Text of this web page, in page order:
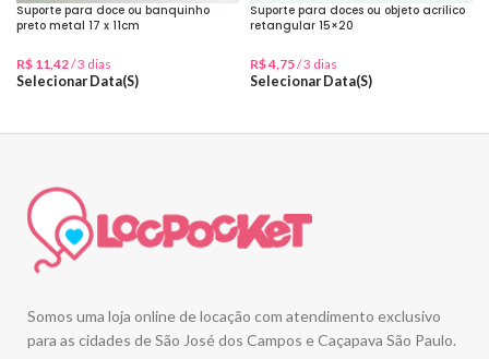
Suporte para doce ou banquinho
preto metal 17 x 11cm
R$ 11,42/ 3 dias
Selecionar Data(s)
Suporte para doces ou objeto acrilico
retangular 15×20
R$4,75/ 3 dias
Selecionar Data(s)
Somos uma loja online de locação com atendimento exclusivo
para as cidades de São José dos Campos e Caçapava São Paulo.